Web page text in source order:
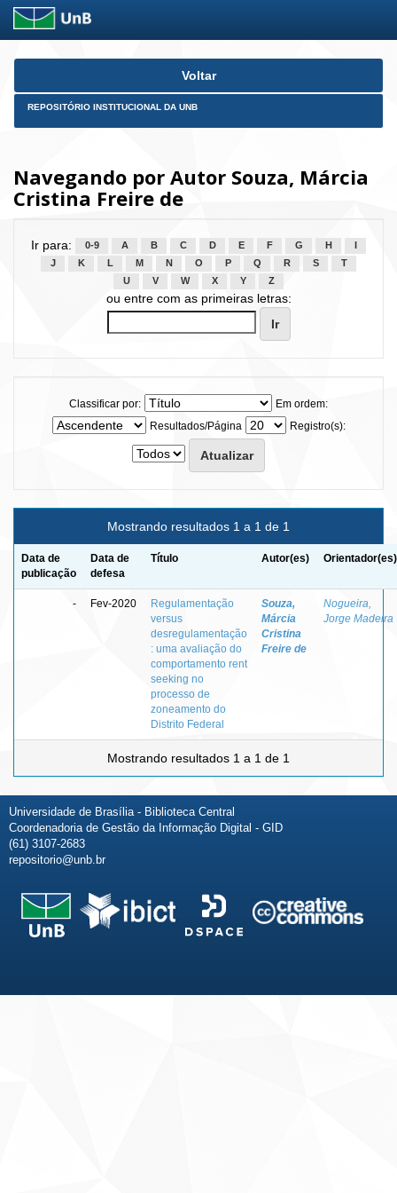
Skip
Voltar
REPOSITÓRIO INSTITUCIONAL DA UNB
Navegando por Autor Souza, Márcia
Cristina Freire de
Ir para: 0-9 A B C D E F G H
J
K L M N O P Q R S
T
U
V W X Y Z
ou entre com as primeiras letras:
Classificar por:
Em ordem:
Resultados/Página
Registro(s):
Mostrando resultados 1 a 1 de 1
Data de
publicação
Data de
defesa
Título Autor(es) Orientador(es)
- Fev-2020
Regulamentação
versus
desregulamentação
: uma avaliação do
comportamento rent
seeking no
processo de
zoneamento do
Distrito Federal
Souza,
Márcia
Cristina
Freire de
Nogueira,
Jorge Madeira
Mostrando resultados 1 a 1 de 1
Universidade de Brasília - Biblioteca Central
Coordenadoria de Gestão da Informação Digital - GID
(61) 3107-2683
repositorio@unb.br